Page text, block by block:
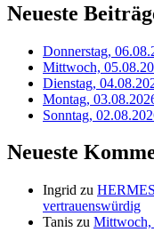
Neueste
Donnerstag,
Mittwoch,
Dienstag,
Montag,
Sonntag,
Neueste
Ingrid zu
vertrauenswürdig
Tanis zu Mittwoch,